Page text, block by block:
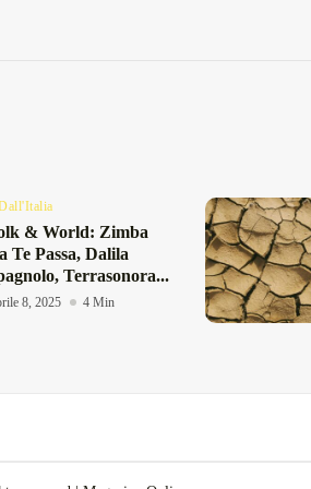
& World: Zimba
Te Passa, Dalila
Terrasonora...
8, 2025 4 Min